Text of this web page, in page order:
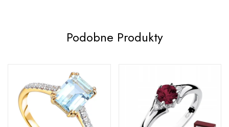
Podobne Produkty